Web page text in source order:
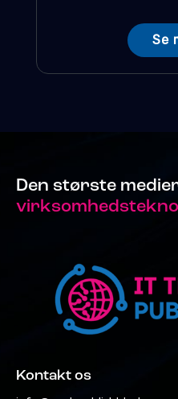
Se
Den største
Kontakt os